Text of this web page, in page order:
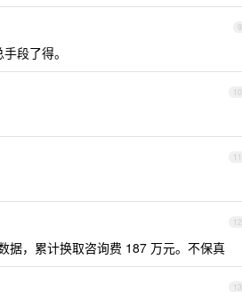
9
段了得。
10
11
12
据，累计换取咨询费 187 万元。不保真
13